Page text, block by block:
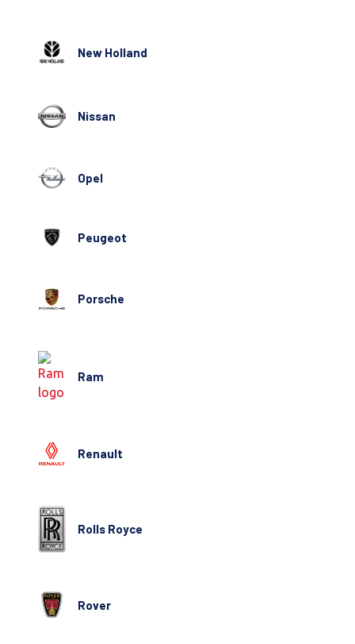
New Holland
Nissan
Opel
Peugeot
Porsche
Ram
Renault
Rolls Royce
Rover